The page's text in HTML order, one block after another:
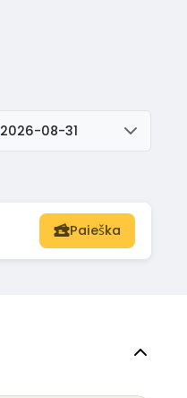
2026-08-31
Paieška